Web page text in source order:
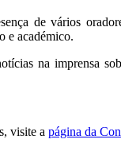
de vários
e académico.
na imprensa
visite a página da